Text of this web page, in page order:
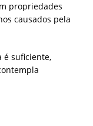
propriedades
causados pela
é suficiente,